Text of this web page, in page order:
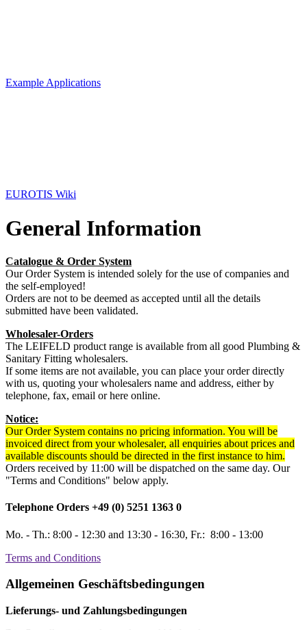
Example Applications
EUROTIS Wiki
General Information
Catalogue & Order System
Our Order System is intended solely for the use of companies and
the self-employed!
Orders are not to be deemed as accepted until all the details
submitted have been validated.
Wholesaler-Orders
The LEIFELD product range is available from all good Plumbing &
Sanitary Fitting wholesalers.
If some items are not available, you can place your order directly
with us, quoting your wholesalers name and address, either by
telephone, fax, email or here online.
Notice:
Our Order System contains no pricing information. You will be
invoiced direct from your wholesaler, all enquiries about prices and
available discounts should be directed in the first instance to him.
Orders received by 11:00 will be dispatched on the same day. Our
"Terms and Conditions" below apply.
Telephone Orders +49 (0) 5251 1363 0
Mo. - Th.: 8:00 - 12:30 and 13:30 - 16:30, Fr.: 8:00 - 13:00
Terms and Conditions
Allgemeinen Geschäftsbedingungen
Lieferungs- und Zahlungsbedingungen